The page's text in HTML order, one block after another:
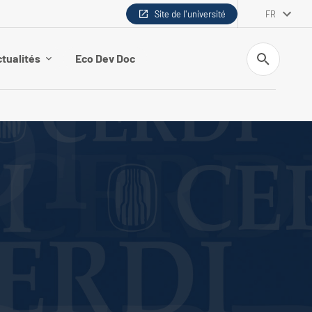
Site de l'université FR
Eco Dev Doc
Recherche